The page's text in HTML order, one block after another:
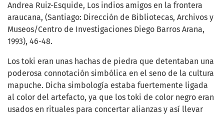
Andrea Ruiz-Esquide, Los indios amigos en la frontera
araucana, (Santiago: Dirección de Bibliotecas, Archivos y
Museos/Centro de Investigaciones Diego Barros Arana,
1993), 46-48.
Los toki eran unas hachas de piedra que detentaban una
poderosa connotación simbólica en el seno de la cultura
mapuche. Dicha simbología estaba fuertemente ligada
al color del artefacto, ya que los toki de color negro eran
usados en rituales para concertar alianzas y así llevar